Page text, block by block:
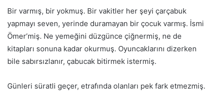
Bir varmış, bir yokmuş. Bir vakitler her şeyi çarçabuk
yapmayı seven, yerinde duramayan bir çocuk varmış. İsmi
Ömer’miş. Ne yemeğini düzgünce çiğnermiş, ne de
kitapları sonuna kadar okurmuş. Oyuncaklarını dizerken
bile sabırsızlanır, çabucak bitirmek istermiş.
Günleri süratli geçer, etrafında olanları pek fark etmezmiş.